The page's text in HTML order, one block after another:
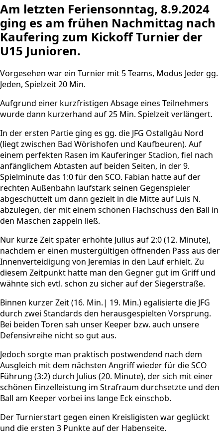
Am letzten Feriensonntag, 8.9.2024
ging es am frühen Nachmittag nach
Kaufering zum Kickoff Turnier der
U15 Junioren.
Vorgesehen war ein Turnier mit 5 Teams, Modus Jeder gg.
Jeden, Spielzeit 20 Min.
Aufgrund einer kurzfristigen Absage eines Teilnehmers
wurde dann kurzerhand auf 25 Min. Spielzeit verlängert.
In der ersten Partie ging es gg. die JFG Ostallgäu Nord
(liegt zwischen Bad Wörishofen und Kaufbeuren). Auf
einem perfekten Rasen im Kauferinger Stadion, fiel nach
anfänglichem Abtasten auf beiden Seiten, in der 9.
Spielminute das 1:0 für den SCO. Fabian hatte auf der
rechten Außenbahn laufstark seinen Gegenspieler
abgeschüttelt um dann gezielt in die Mitte auf Luis N.
abzulegen, der mit einem schönen Flachschuss den Ball in
den Maschen zappeln ließ.
Nur kurze Zeit später erhöhte Julius auf 2:0 (12. Minute),
nachdem er einen mustergültigen öffnenden Pass aus der
Innenverteidigung von Jeremias in den Lauf erhielt. Zu
diesem Zeitpunkt hatte man den Gegner gut im Griff und
wähnte sich evtl. schon zu sicher auf der Siegerstraße.
Binnen kurzer Zeit (16. Min.| 19. Min.) egalisierte die JFG
durch zwei Standards den herausgespielten Vorsprung.
Bei beiden Toren sah unser Keeper bzw. auch unsere
Defensivreihe nicht so gut aus.
Jedoch sorgte man praktisch postwendend nach dem
Ausgleich mit dem nächsten Angriff wieder für die SCO
Führung (3:2) durch Julius (20. Minute), der sich mit einer
schönen Einzelleistung im Strafraum durchsetzte und den
Ball am Keeper vorbei ins lange Eck einschob.
Der Turnierstart gegen einen Kreisligisten war geglückt
und die ersten 3 Punkte auf der Habenseite.